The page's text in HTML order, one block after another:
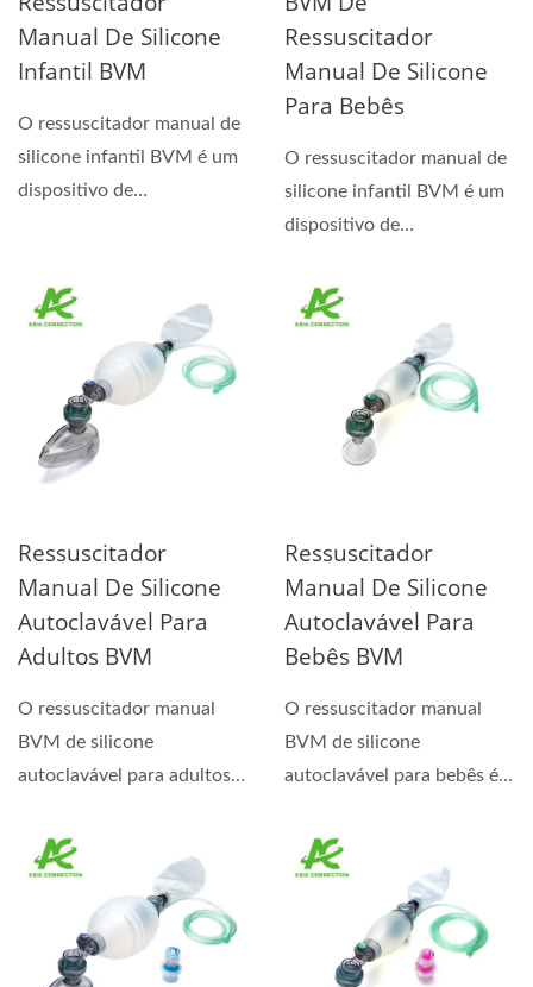
Manual De Silicone
Infantil BVM
O ressuscitador manual de
silicone infantil BVM é um
dispositivo de
Ressuscitador
Manual De Silicone
Para Bebês
O ressuscitador manual de
silicone infantil BVM é um
dispositivo de
Ressuscitador
Manual De Silicone
Autoclavável Para
Adultos BVM
O ressuscitador manual
BVM de silicone
autoclavável para adultos é
ressuscitação...
Ressuscitador
Manual De Silicone
Autoclavável Para
Bebês BVM
O ressuscitador manual
BVM de silicone
autoclavável para bebês é
ressuscitação...